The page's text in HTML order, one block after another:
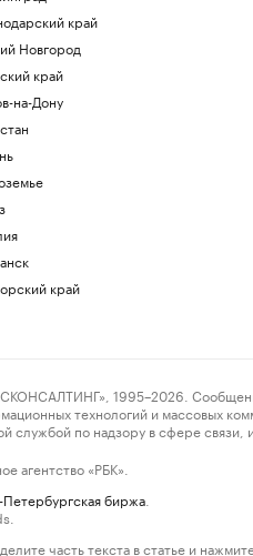
край
Новгород
край
на-Дону
край
1995–2026. Сообщения и
технологий и массовых
службой по надзору в сфере
агентство «РБК».
биржа
часть текста в статье и